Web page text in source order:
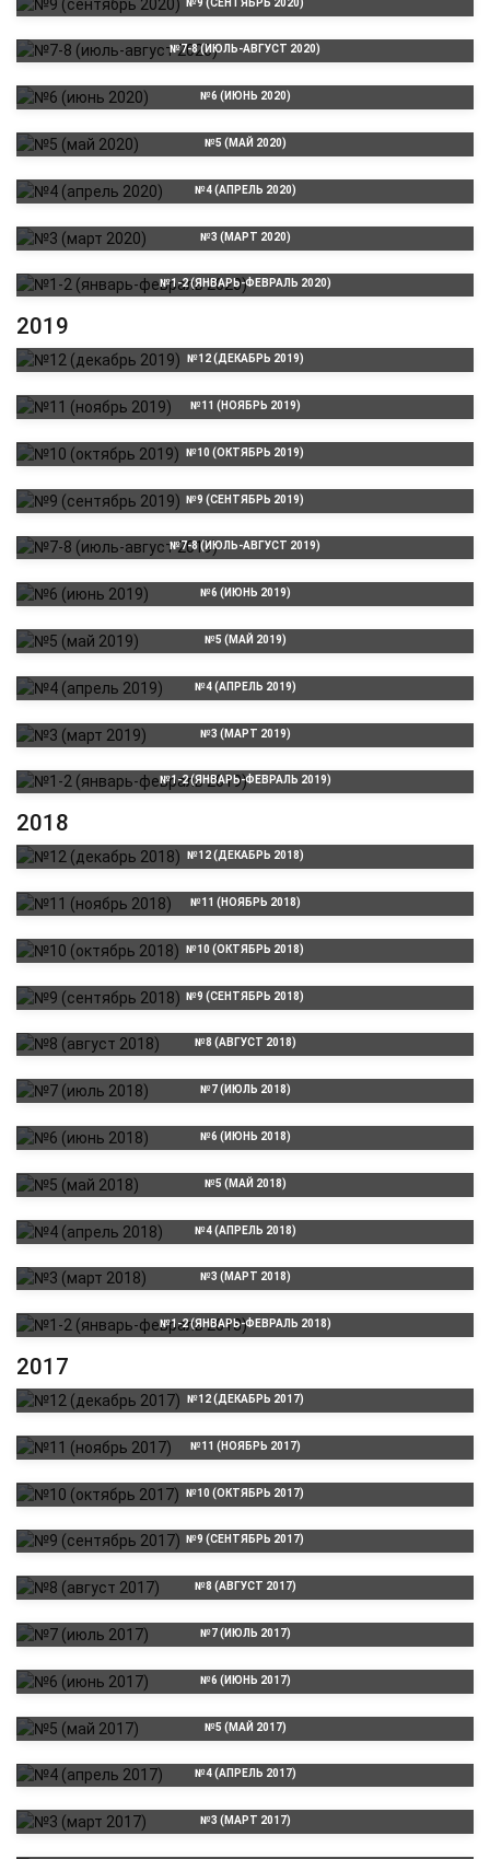
№7-8 (ИЮЛЬ-АВГУСТ 2020)
№6 (ИЮНЬ 2020)
№5 (МАЙ 2020)
№4 (АПРЕЛЬ 2020)
№3 (МАРТ 2020)
№1-2 (ЯНВАРЬ-ФЕВРАЛЬ 2020)
2019
№12 (ДЕКАБРЬ 2019)
№11 (НОЯБРЬ 2019)
№10 (ОКТЯБРЬ 2019)
№9 (СЕНТЯБРЬ 2019)
№7-8 (ИЮЛЬ-АВГУСТ 2019)
№6 (ИЮНЬ 2019)
№5 (МАЙ 2019)
№4 (АПРЕЛЬ 2019)
№3 (МАРТ 2019)
№1-2 (ЯНВАРЬ-ФЕВРАЛЬ 2019)
2018
№12 (ДЕКАБРЬ 2018)
№11 (НОЯБРЬ 2018)
№10 (ОКТЯБРЬ 2018)
№9 (СЕНТЯБРЬ 2018)
№8 (АВГУСТ 2018)
№7 (ИЮЛЬ 2018)
№6 (ИЮНЬ 2018)
№5 (МАЙ 2018)
№4 (АПРЕЛЬ 2018)
№3 (МАРТ 2018)
№1-2 (ЯНВАРЬ-ФЕВРАЛЬ 2018)
2017
№12 (ДЕКАБРЬ 2017)
№11 (НОЯБРЬ 2017)
№10 (ОКТЯБРЬ 2017)
№9 (СЕНТЯБРЬ 2017)
№8 (АВГУСТ 2017)
№7 (ИЮЛЬ 2017)
№6 (ИЮНЬ 2017)
№5 (МАЙ 2017)
№4 (АПРЕЛЬ 2017)
№3 (МАРТ 2017)